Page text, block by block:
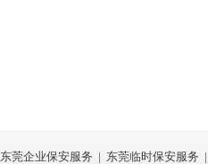
东莞企业保安服务 | 东莞临时保安服务 |